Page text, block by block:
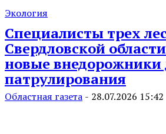
Экология
Специалисты трех
Свердловской
новые внедорожники
патрулирования
Областная газета - 28.07.2026 15:42